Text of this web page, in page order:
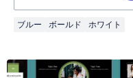
ブルー ボールド ホワイト